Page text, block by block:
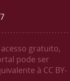
gratuito,
pode ser
à CC BY-